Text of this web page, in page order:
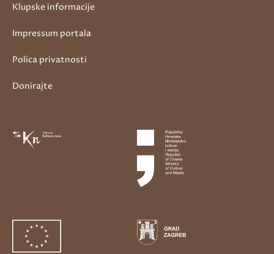
Klupske informacije
Impressum portala
Polica privatnosti
Donirajte